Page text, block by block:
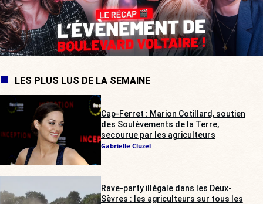
LES PLUS LUS DE LA SEMAINE
Cap-Ferret : Marion Cotillard, soutien
des Soulèvements de la Terre,
secourue par les agriculteurs
Gabrielle Cluzel
Rave-party illégale dans les Deux-
Sèvres : les agriculteurs sur tous les